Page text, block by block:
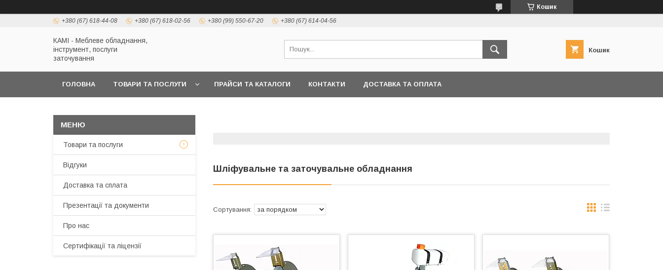
Кошик
+380 (67) 618-44-08 +380 (67) 618-02-56 +380 (99) 550-67-20 +380 (67) 614-04-56
КАМІ - Меблеве обладнання,
інструмент, послуги
заточування
Кошик
ГОЛОВНА ТОВАРИ ТА ПОСЛУГИ ПРАЙСИ ТА КАТАЛОГИ КОНТАКТИ ДОСТАВКА ТА ОПЛАТА
Шліфувальне та заточувальне обладнання
Товари та послуги
Відгуки
Доставка та сплата
Презентації та документи
Про нас
Сертифікації та ліцензії